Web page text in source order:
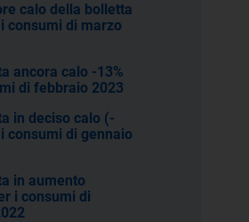
calo della bolletta
consumi di marzo
ancora calo -13%
di febbraio 2023
in deciso calo (-
consumi di gennaio
in aumento
i consumi di